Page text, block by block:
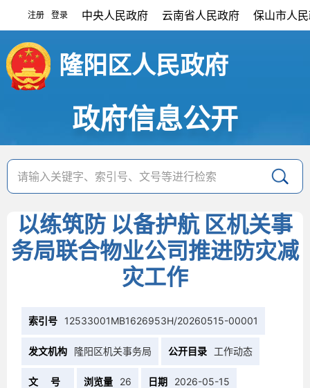
注册 登录 中央人民政府 云南省人民政府 保山市人
隆阳区人民政府
政府信息公开
以练筑防 以备护航 区机关事
务局联合物业公司推进防灾减
灾工作
索引号 12533001MB1626953H/20260515-00001
发文机构 隆阳区机关事务局 公开目录 工作动态
文 号 浏览量 26 日期 2026-05-15